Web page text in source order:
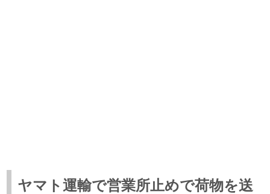
ヤマト運輸で営業所止めで荷物を送